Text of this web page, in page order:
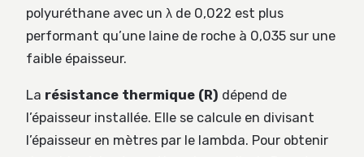
polyuréthane avec un λ de 0,022 est plus
performant qu’une laine de roche à 0,035 sur une
faible épaisseur.
La résistance thermique (R) dépend de
l’épaisseur installée. Elle se calcule en divisant
l’épaisseur en mètres par le lambda. Pour obtenir